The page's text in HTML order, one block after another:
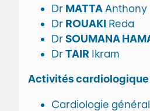
Dr MATTA Anthony
Dr ROUAKI Reda
DrSOUMANA
DrTAIR Ikram
Activités cardiologique
Cardiologie